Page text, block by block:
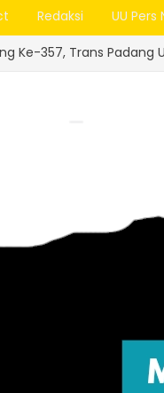
Redaksi UU Pers
Ubah Rute ke